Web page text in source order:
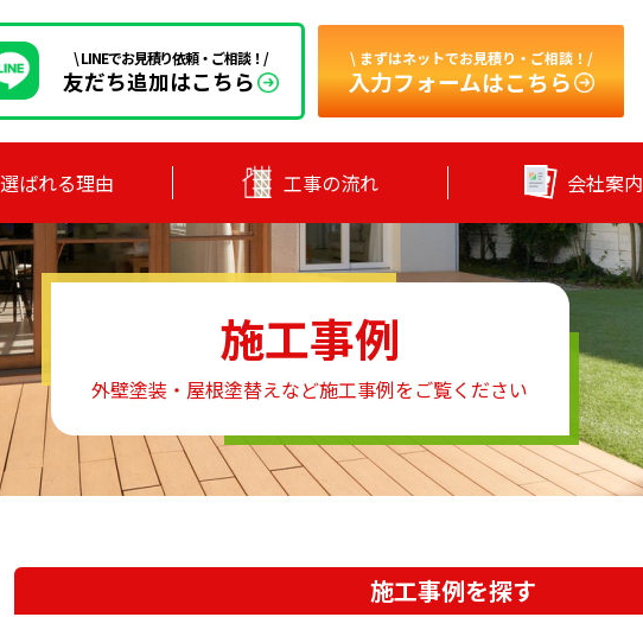
\ LINEでお見積り依頼・ご相談！/
友だち追加はこちら
\ まずはネットでお見積り・ご相談！/
入力フォームはこちら
選ばれる理由 工事の流れ 会社案内
施工事例
外壁塗装・屋根塗替えなど施工事例をご覧ください
施工事例を探す